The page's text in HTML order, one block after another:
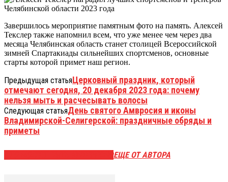
Завершилось мероприятие памятным фото на память. Алексей
Текслер также напомнил всем, что уже менее чем через два
месяца Челябинская область станет столицей Всероссийской
зимней Спартакиады сильнейших спортсменов, основные
старты которой примет наш регион.
Предыдущая статьяЦерковный праздник, который
отмечают сегодня, 20 декабря 2023 года: почему
нельзя мыть и расчесывать волосы
Следующая статьяДень святого Амвросия и иконы
Владимирской-Селигерской: праздничные обряды и
приметы
ЕЩЕ ОТ АВТОРА